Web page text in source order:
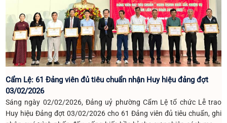
Cẩm Lệ: 61 Đảng viên đủ tiêu chuẩn nhận Huy hiệu đảng đợt
03/02/2026
Sáng ngày 02/02/2026, Đảng uỷ phường Cẩm Lệ tổ chức Lễ trao
Huy hiệu Đảng đợt 03/02/2026 cho 61 Đảng viên đủ tiêu chuẩn, ghi